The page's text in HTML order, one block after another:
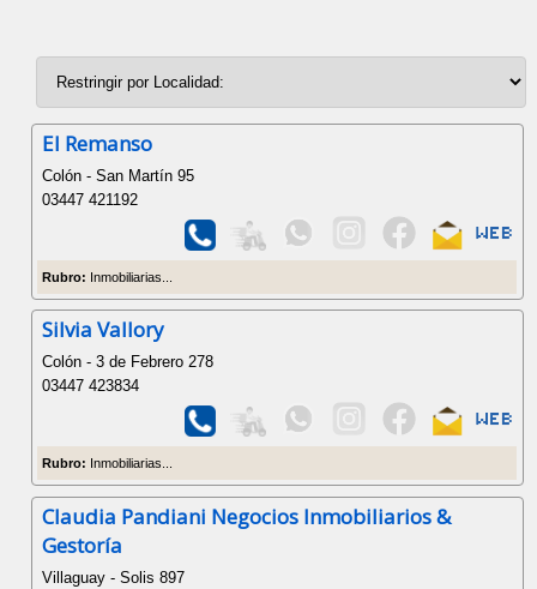
El Remanso
Colón - San Martín 95
03447 421192
Rubro: Inmobiliarias...
Silvia Vallory
Colón - 3 de Febrero 278
03447 423834
Rubro: Inmobiliarias...
Claudia Pandiani Negocios Inmobiliarios &
Gestoría
Villaguay - Solis 897